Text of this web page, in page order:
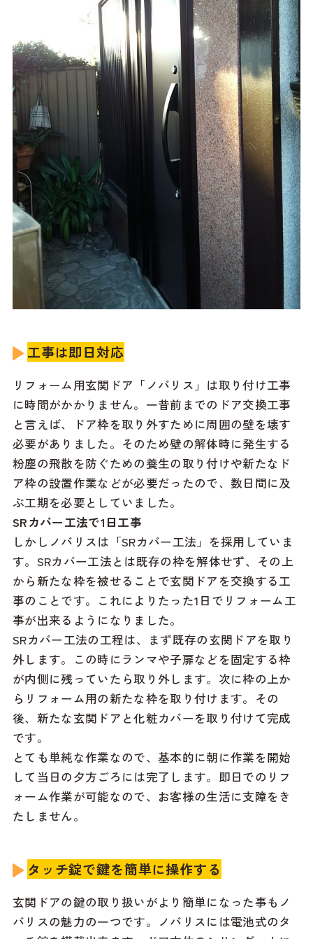
工事は即日対応
リフォーム用玄関ドア「ノバリス」は取り付け工事
に時間がかかりません。一昔前までのドア交換工事
と言えば、ドア枠を取り外すために周囲の壁を壊す
必要がありました。そのため壁の解体時に発生する
粉塵の飛散を防ぐための養生の取り付けや新たなド
ア枠の設置作業などが必要だったので、数日間に及
ぶ工期を必要としていました。
SRカバー工法で1日工事
しかしノバリスは「SRカバー工法」を採用していま
す。SRカバー工法とは既存の枠を解体せず、その上
から新たな枠を被せることで玄関ドアを交換する工
事のことです。これによりたった1日でリフォーム工
事が出来るようになりました。
SRカバー工法の工程は、まず既存の玄関ドアを取り
外します。この時にランマや子扉などを固定する枠
が内側に残っていたら取り外します。次に枠の上か
らリフォーム用の新たな枠を取り付けます。その
後、新たな玄関ドアと化粧カバーを取り付けて完成
です。
とても単純な作業なので、基本的に朝に作業を開始
して当日の夕方ごろには完了します。即日でのリフ
ォーム作業が可能なので、お客様の生活に支障をき
たしません。
タッチ錠で鍵を簡単に操作する
玄関ドアの鍵の取り扱いがより簡単になった事もノ
バリスの魅力の一つです。ノバリスには電池式のタ